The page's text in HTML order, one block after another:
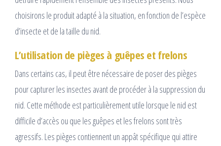
choisirons le produit adapté à la situation, en fonction de l’espèce
d’insecte et de la taille du nid.
L’utilisation de pièges à guêpes et frelons
Dans certains cas, il peut être nécessaire de poser des pièges
pour capturer les insectes avant de procéder à la suppression du
nid. Cette méthode est particulièrement utile lorsque le nid est
difficile d’accès ou que les guêpes et les frelons sont très
agressifs. Les pièges contiennent un appât spécifique qui attire